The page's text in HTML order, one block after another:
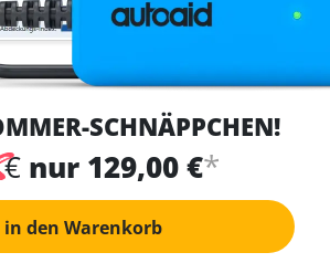
SCHNÄPPCHEN!
nur 129,00 €*
in den Warenkorb